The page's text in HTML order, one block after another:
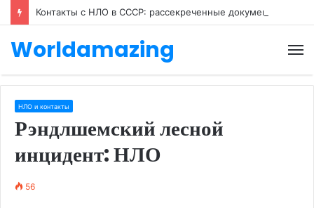
Контакты с НЛО в СССР: рассекреченные документы
Worldamazing
НЛО и контакты
Рэндлшемский лесной
инцидент: НЛО
56